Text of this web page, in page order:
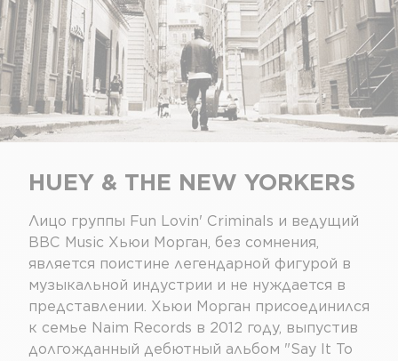
HUEY & THE NEW YORKERS
Лицо группы Fun Lovin' Criminals и ведущий
BBC Music Хьюи Морган, без сомнения,
является поистине легендарной фигурой в
музыкальной индустрии и не нуждается в
представлении. Хьюи Морган присоединился
к семье Naim Records в 2012 году, выпустив
долгожданный дебютный альбом "Say It To